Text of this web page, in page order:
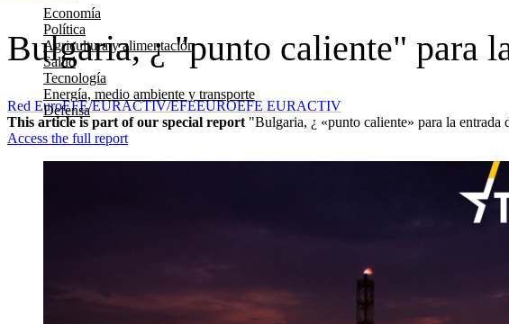
Economía
Política
Agricultura y alimentación
Salud
Tecnología
Energía, medio ambiente y transporte
Defensa
Bulgaria, ¿ "punto caliente" para
Red EuroEFE/EURACTIV/EFEEUROEFE EURACTIV
This article is part of our special report "Bulgaria, ¿ «punto caliente» para la entrada
Access the full report